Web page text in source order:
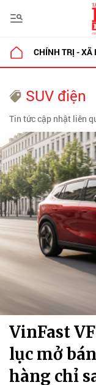
CHÍNH TRỊ - XÃ
SUV điện
Tin tức cập nhật liên
VinFast
lục mở
hàng chỉ